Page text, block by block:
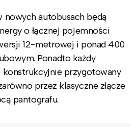
nowych autobusach będą
o łącznej pojemności
12-metrowej i ponad 400
Ponadto każdy
konstrukcyjnie przygotowany
przez klasyczne złącze
pantografu.